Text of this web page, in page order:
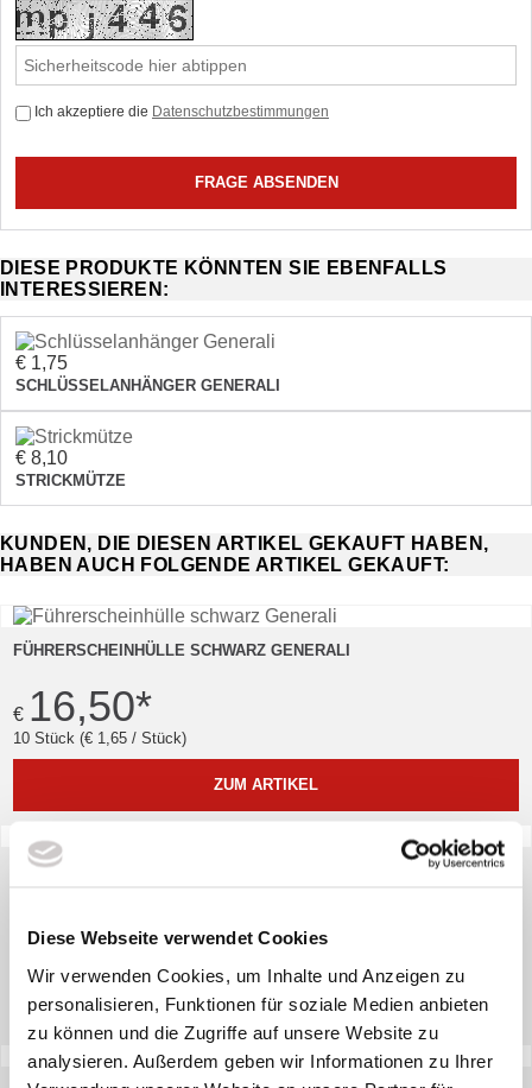
Diese Webseite verwendet Cookies
Wir verwenden Cookies, um Inhalte und Anzeigen zu
personalisieren, Funktionen für soziale Medien anbieten
zu können und die Zugriffe auf unsere Website zu
analysieren. Außerdem geben wir Informationen zu Ihrer
Ich akzeptiere die Datenschutzbestimmungen
DIESE PRODUKTE KÖNNTEN SIE EBENFALLS
INTERESSIEREN:
€ 1,75
SCHLÜSSELANHÄNGER GENERALI
€ 8,10
STRICKMÜTZE
KUNDEN, DIE DIESEN ARTIKEL GEKAUFT HABEN,
HABEN AUCH FOLGENDE ARTIKEL GEKAUFT:
FÜHRERSCHEINHÜLLE SCHWARZ GENERALI
€ 16,50*
10 Stück (€ 1,65 / Stück)
ZUM ARTIKEL
ELEKTRONIK-FEUERZEUG GO
36,17*
ZUM ARTIKEL